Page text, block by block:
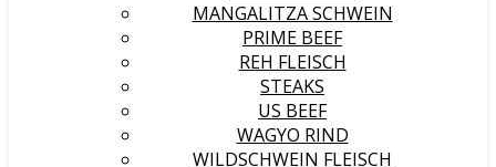
MANGALITZA SCHWEIN
PRIME BEEF
REH FLEISCH
STEAKS
US BEEF
WAGYO RIND
WILDSCHWEIN FLEISCH